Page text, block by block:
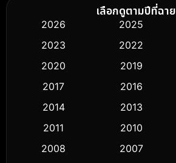
Biography ชีวิตจริง
Classic หนังคลาสสิก
Comedy ตลก
Crime อาชญากรรม
เลือกดูตามปีที่ฉาย
2026 2025
2023
2022
2020
2019
2017
2016
2014
2013
2011
2010
2008
2007